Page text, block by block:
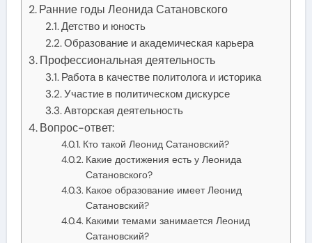
Ранние годы Леонида Сатановского
Детство и юность
Образование и академическая карьера
Профессиональная деятельность
Работа в качестве политолога и историка
Участие в политическом дискурсе
Авторская деятельность
Вопрос-ответ:
Кто такой Леонид Сатановский?
Какие достижения есть у Леонида
Сатановского?
Какое образование имеет Леонид
Сатановский?
Какими темами занимается Леонид
Сатановский?